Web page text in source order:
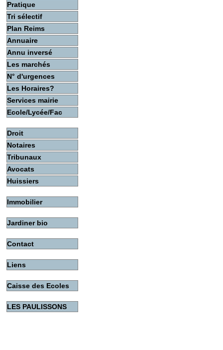
Pratique
Tri sélectif
Plan Reims
Annuaire
Annu inversé
Les marchés
N° d'urgences
Les Horaires?
Services mairie
Ecole/Lycée/Fac
Droit
Notaires
Tribunaux
Avocats
Huissiers
Immobilier
Jardiner bio
Contact
Liens
Caisse des Ecoles
LES PAULISSONS